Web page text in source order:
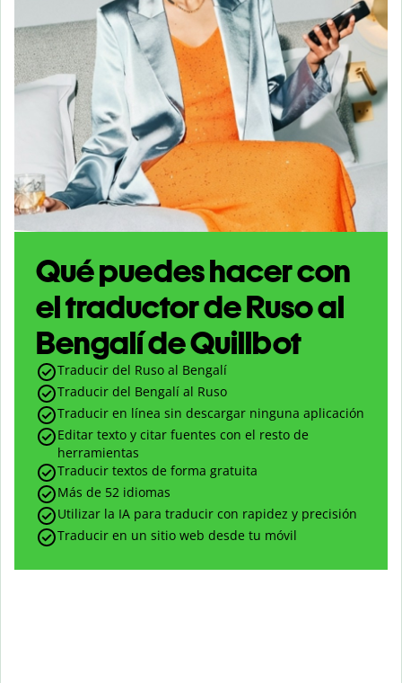
Qué puedes hacer con
el traductor de Ruso al
Bengalí de Quillbot
Traducir del Ruso al Bengalí
Traducir del Bengalí al Ruso
Traducir en línea sin descargar ninguna aplicación
Editar texto y citar fuentes con el resto de
herramientas
Traducir textos de forma gratuita
Más de 52 idiomas
Utilizar la IA para traducir con rapidez y precisión
Traducir en un sitio web desde tu móvil